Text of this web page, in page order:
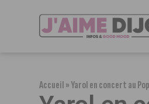
Accueil»Yarol en concert au